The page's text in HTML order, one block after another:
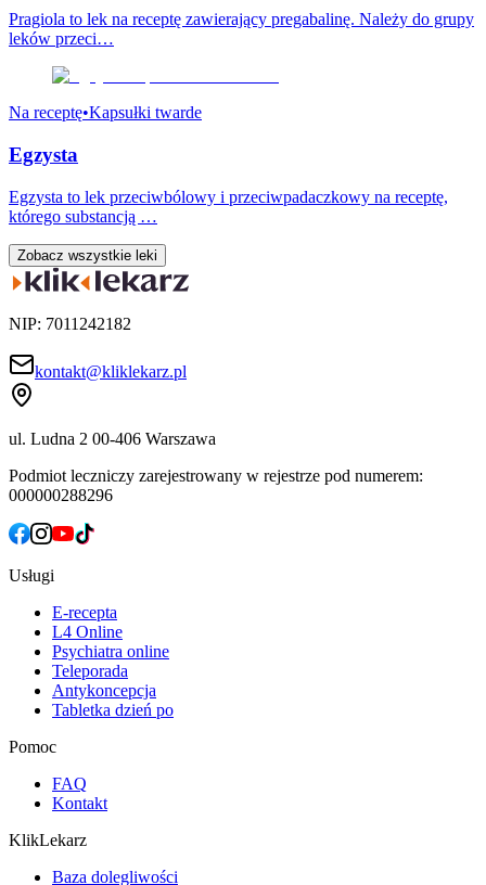
Pragiola to lek na receptę zawierający pregabalinę. Należy do grupy
leków przeci…
Na receptę•Kapsułki twarde
Egzysta
Egzysta to lek przeciwbólowy i przeciwpadaczkowy na receptę,
którego substancją …
Zobacz wszystkie leki
NIP: 7011242182
kontakt@kliklekarz.pl
ul. Ludna 2 00-406 Warszawa
Podmiot leczniczy zarejestrowany w rejestrze pod numerem:
000000288296
Usługi
E-recepta
L4 Online
Psychiatra online
Teleporada
Antykoncepcja
Tabletka dzień po
Pomoc
FAQ
Kontakt
KlikLekarz
Baza dolegliwości